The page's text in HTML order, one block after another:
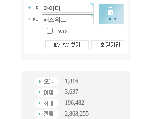
1,816
3,637
196,482
2,868,255